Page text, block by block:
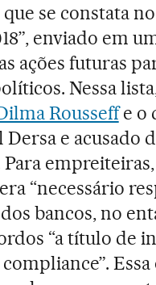
se constata
enviado em
ações futuras
Nessa
Rousseffe o
e acusado
“necessário
bancos, no
“a título de